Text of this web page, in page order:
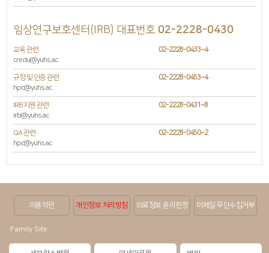
임상연구보호센터(IRB) 대표번호 02-2228-0430
교육 관련
02-2228-0433~4
credu@yuhs.ac
규정 및 인증 관련
02-2228-0453~4
hpc@yuhs.ac
IRB 지원 관련
02-2228-0431~8
irb@yuhs.ac
QA 관련
02-2228-0450~2
hpc@yuhs.ac
이용약관 개인정보 처리방침 의료정보 윤리헌장 이메일 무단수집거부
Family Site :